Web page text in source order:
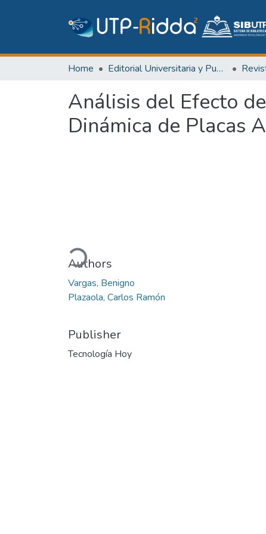
Home Editorial Universitaria y Publicaciones Seriadas
Análisis del Efecto
Dinámica de Placas
Loading...
Authors
Vargas, Benigno
Plazaola, Carlos Ramón
Publisher
Tecnología Hoy